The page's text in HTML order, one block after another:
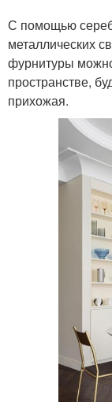
С помощью
металлических
фурнитуры
пространстве,
прихожая.